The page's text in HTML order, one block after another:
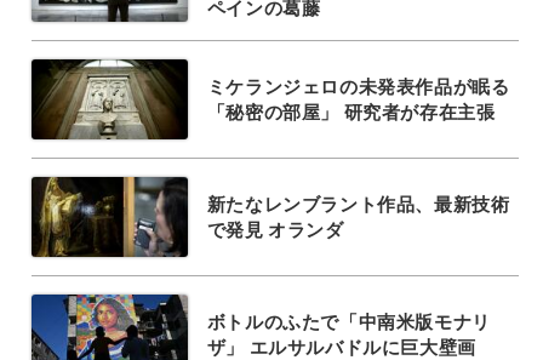
ペインの葛藤
ミケランジェロの未発表作品が眠る
「秘密の部屋」 研究者が存在主張
新たなレンブラント作品、最新技術
で発見 オランダ
ボトルのふたで「中南米版モナリ
ザ」 エルサルバドルに巨大壁画